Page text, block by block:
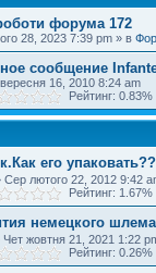
форума 172
28, 2023 7:39 pm » в
сообщение
16, 2010 8:24 am
Рейтинг: 0.83%
его
Сер лютого 22, 2012 9:42
Рейтинг: 1.67%
немецкого
Чет жовтня 21, 2021 1:22
Рейтинг: 0.26%